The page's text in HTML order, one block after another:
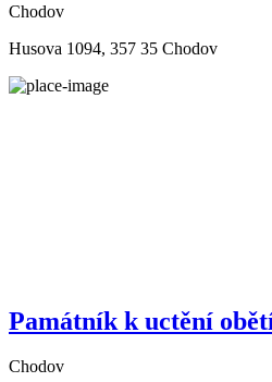
Chodov
Husova 1094, 357 35 Chodov
Památník k uctění
Chodov